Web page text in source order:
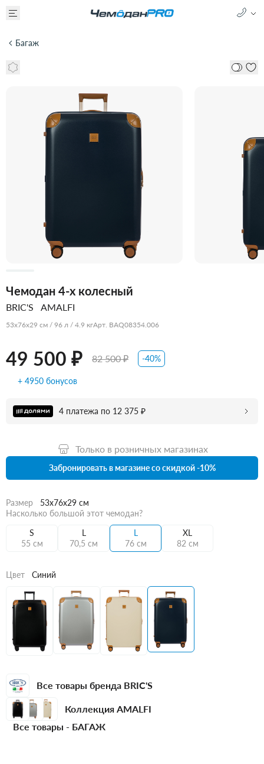
Багаж
Чемодан 4-х колесный
BRIC'S AMALFI
53x76x29 см / 96 л / 4.9 кгАрт. BAQ08354.006
49 500 ₽ 82 500 ₽ -40%
+ 4950 бонусов
4 платежа по 12 375 ₽
Только в розничных магазинах
Забронировать в магазине со скидкой -10%
Размер
53x76x29 см
Насколько большой этот чемодан?
S
55 см
L
70,5 см
L
76 см
XL
82 см
Цвет Синий
Все товары бренда BRIC'S
Коллекция AMALFI
Все товары - БАГАЖ